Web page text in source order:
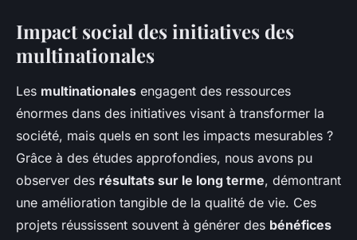
Impact social des initiatives des
multinationales
Les multinationales engagent des ressources
énormes dans des initiatives visant à transformer la
société, mais quels en sont les impacts mesurables ?
Grâce à des études approfondies, nous avons pu
observer des résultats sur le long terme, démontrant
une amélioration tangible de la qualité de vie. Ces
projets réussissent souvent à générer des bénéfices